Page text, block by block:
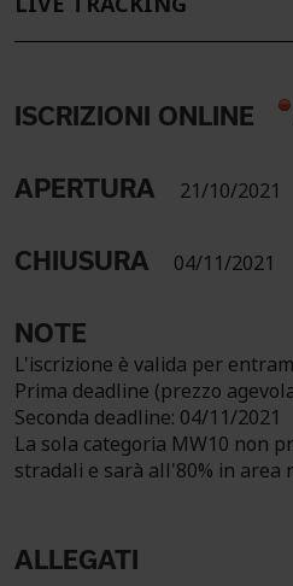
ISCRIZIONI ONLINE
APERTURA 21/10/2021
CHIUSURA 04/11/2021
NOTE
L'iscrizione è valida per
Prima deadline (prezzo
Seconda deadline: 04/11/2021
La sola categoria MW10 non
stradali e sarà all'80% in area
ALLEGATI